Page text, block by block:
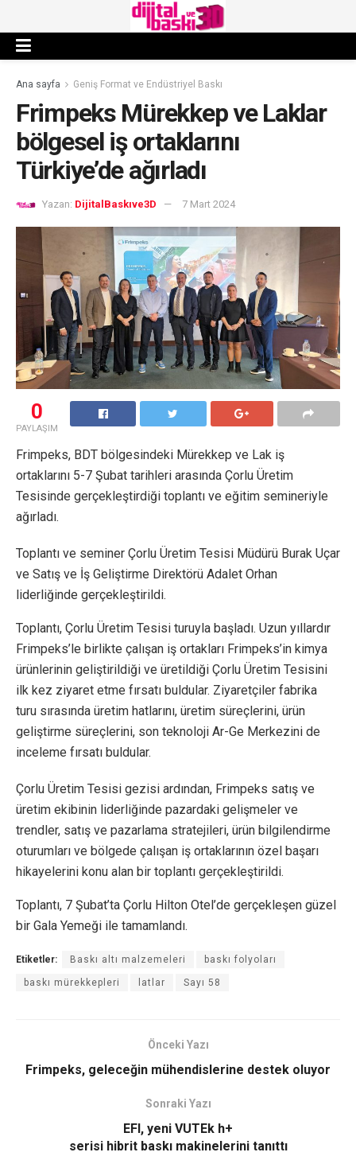
Ana sayfa Geniş Format ve Endüstriyel Baskı
Frimpeks Mürekkep ve Laklar
bölgesel iş ortaklarını
Türkiye’de ağırladı
Yazan: DijitalBaskıve3D 7 Mart 2024
0
PAYLAŞIM
Frimpeks, BDT bölgesindeki Mürekkep ve Lak iş
ortaklarını 5-7 Şubat tarihleri arasında Çorlu Üretim
Tesisinde gerçekleştirdiği toplantı ve eğitim semineriyle
ağırladı.
Toplantı ve seminer Çorlu Üretim Tesisi Müdürü Burak Uçar
ve Satış ve İş Geliştirme Direktörü Adalet Orhan
liderliğinde gerçekleştirildi.
Toplantı, Çorlu Üretim Tesisi turuyla başladı. Uzun yıllardır
Frimpeks’le birlikte çalışan iş ortakları Frimpeks’in kimya
ürünlerinin geliştirildiği ve üretildiği Çorlu Üretim Tesisini
ilk kez ziyaret etme fırsatı buldular. Ziyaretçiler fabrika
turu sırasında üretim hatlarını, üretim süreçlerini, ürün
geliştirme süreçlerini, son teknoloji Ar-Ge Merkezini de
inceleme fırsatı buldular.
Çorlu Üretim Tesisi gezisi ardından, Frimpeks satış ve
üretim ekibinin liderliğinde pazardaki gelişmeler ve
trendler, satış ve pazarlama stratejileri, ürün bilgilendirme
oturumları ve bölgede çalışan iş ortaklarının özel başarı
hikayelerini konu alan bir toplantı gerçekleştirildi.
Toplantı, 7 Şubat’ta Çorlu Hilton Otel’de gerçekleşen güzel
bir Gala Yemeği ile tamamlandı.
Etiketler: Baskı altı malzemeleri baskı folyoları
baskı mürekkepleri latlar Sayı 58
Önceki Yazı
Frimpeks, geleceğin mühendislerine destek oluyor
Sonraki Yazı
EFI, yeni VUTEk h+
serisi hibrit baskı makinelerini tanıttı